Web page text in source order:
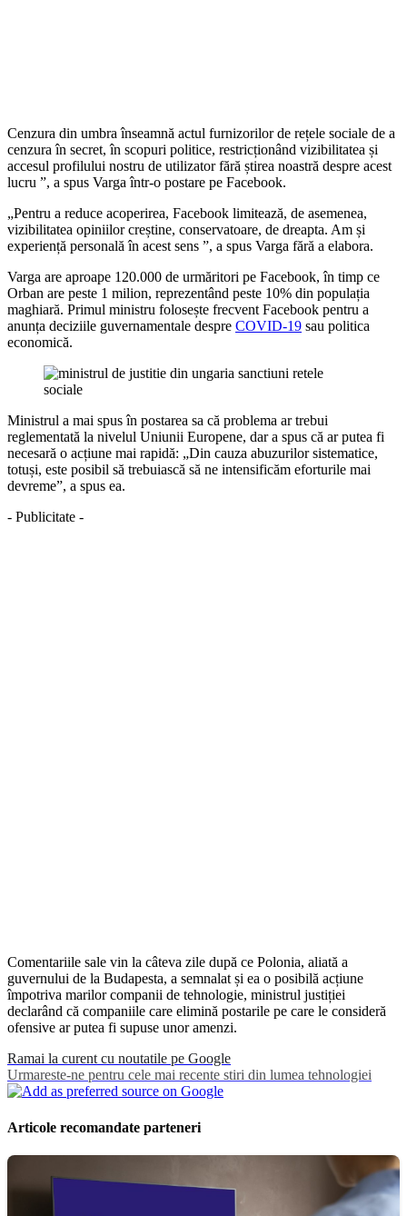
Cenzura din umbra înseamnă actul furnizorilor de rețele sociale de a
cenzura în secret, în scopuri politice, restricționând vizibilitatea și
accesul profilului nostru de utilizator fără știrea noastră despre acest
lucru ”, a spus Varga într-o postare pe Facebook.
„Pentru a reduce acoperirea, Facebook limitează, de asemenea,
vizibilitatea opiniilor creștine, conservatoare, de dreapta. Am și
experiență personală în acest sens ”, a spus Varga fără a elabora.
Varga are aproape 120.000 de urmăritori pe Facebook, în timp ce
Orban are peste 1 milion, reprezentând peste 10% din populația
maghiară. Primul ministru folosește frecvent Facebook pentru a
anunța deciziile guvernamentale despre COVID-19 sau politica
economică.
Ministrul a mai spus în postarea sa că problema ar trebui
reglementată la nivelul Uniunii Europene, dar a spus că ar putea fi
necesară o acțiune mai rapidă: „Din cauza abuzurilor sistematice,
totuși, este posibil să trebuiască să ne intensificăm eforturile mai
devreme”, a spus ea.
- Publicitate -
Comentariile sale vin la câteva zile după ce Polonia, aliată a
guvernului de la Budapesta, a semnalat și ea o posibilă acțiune
împotriva marilor companii de tehnologie, ministrul justiției
declarând că companiile care elimină postarile pe care le consideră
ofensive ar putea fi supuse unor amenzi.
Ramai la curent cu noutatile pe Google
Urmareste-ne pentru cele mai recente stiri din lumea tehnologiei
Articole recomandate parteneri